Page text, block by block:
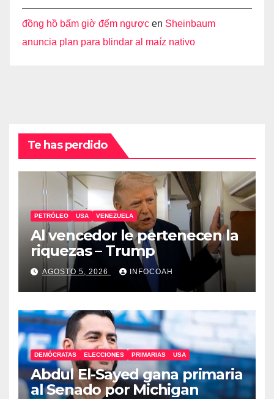
đồng hồ bấm giờ đếm ngược en Sheinbaum
anuncia plan para blindar al maíz nativo
Te has perdido
PETRÓLEO USA VENEZUELA
Al vencedor le pertenecen la
riquezas – Trump
AGOSTO 5, 2026 INFOCOAH
DEMÓCRATAS ELECCIONES PRIMARIAS USA
Abdul El-Sayed gana primaria
al Senado por Michigan